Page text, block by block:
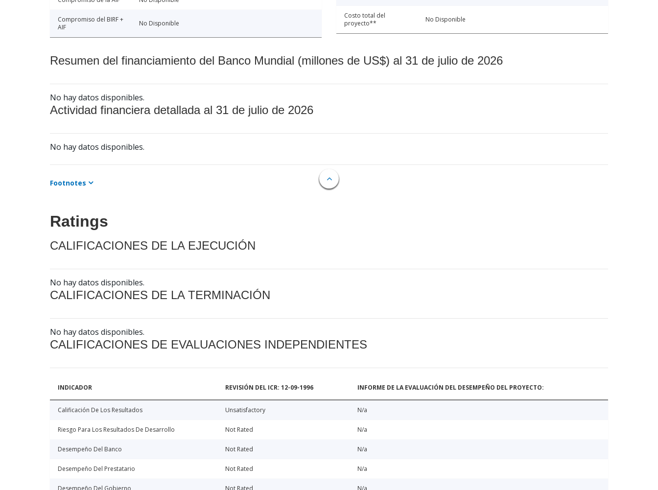
Compromiso del BIRF +
AIF
No Disponible
Costo total del
proyecto**
No Disponible
Resumen del financiamiento del Banco Mundial (millones de US$) al 31 de julio de 2026
No hay datos disponibles.
Actividad financiera detallada al 31 de julio de 2026
No hay datos disponibles.
Footnotes
Ratings
CALIFICACIONES DE LA EJECUCIÓN
No hay datos disponibles.
CALIFICACIONES DE LA TERMINACIÓN
No hay datos disponibles.
CALIFICACIONES DE EVALUACIONES INDEPENDIENTES
INDICADOR REVISIÓN DEL ICR: 12-09-1996 INFORME DE LA EVALUACIÓN DEL DESEMPEÑO DEL PROYECTO:
Calificación De Los Resultados Unsatisfactory N/a
Riesgo Para Los Resultados De Desarrollo Not Rated N/a
Desempeño Del Banco Not Rated N/a
Desempeño Del Prestatario Not Rated N/a